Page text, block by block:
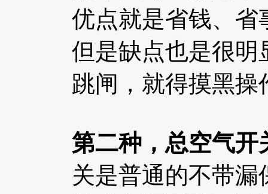
优点就是省钱、省
但是缺点也是很明
跳闸，就得摸黑操
第二种，总空气开
关是普通的不带